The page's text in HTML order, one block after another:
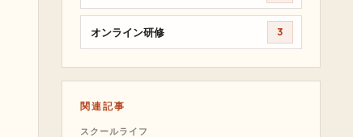
オンライン研修 3
関連記事
スクールライフ